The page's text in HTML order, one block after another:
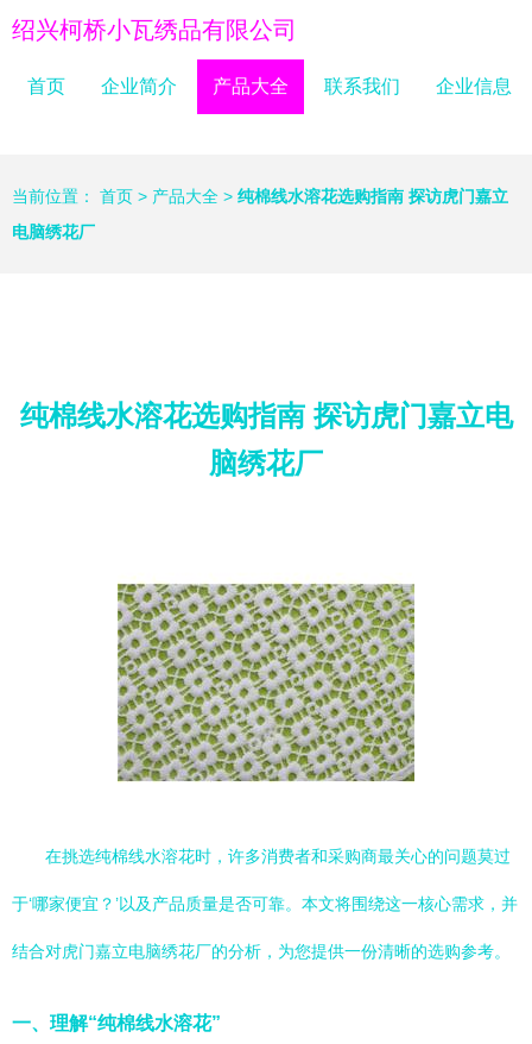
绍兴柯桥小瓦绣品有限公司
首页 企业简介 产品大全 联系我们 企业信息
当前位置： 首页 > 产品大全 > 纯棉线水溶花选购指南 探访虎门嘉立
电脑绣花厂
纯棉线水溶花选购指南 探访虎门嘉立电
脑绣花厂
在挑选纯棉线水溶花时，许多消费者和采购商最关心的问题莫过
于‘哪家便宜？’以及产品质量是否可靠。本文将围绕这一核心需求，并
结合对虎门嘉立电脑绣花厂的分析，为您提供一份清晰的选购参考。
一、理解“纯棉线水溶花”